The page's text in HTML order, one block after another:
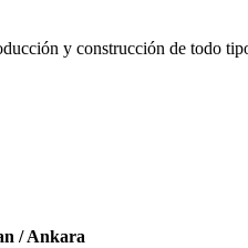
y construcción de todo
/ Ankara